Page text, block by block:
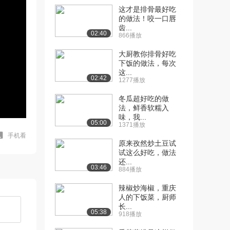
手机看
02:40
这才是排骨最好吃
的做法！咬一口唇
齿...
866播放
02:42
大厨教你排骨好吃
下饭的做法，每次
这...
1277播放
05:00
冬瓜超好吃的做
法，鲜香软糯入
味，我...
1371播放
03:46
原来孜然炒土豆试
试这么好吃，做法
还...
884播放
05:38
辣椒炒海椒，重庆
人的下饭菜，厨师
长...
918播放